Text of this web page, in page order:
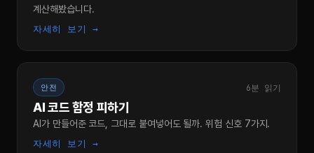
계산해봤습니다.
자세히 보기 →
안전 6분 읽기
AI 코드 함정 피하기
AI가 만들어준 코드, 그대로 붙여넣어도 될까. 위험 신호 7가지.
자세히 보기 →